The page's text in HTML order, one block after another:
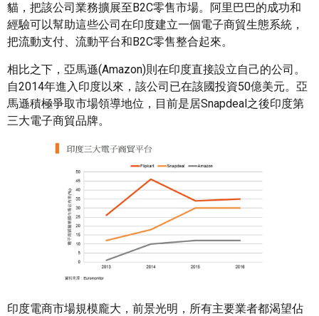
貓，把該公司業務擴展至B2C零售市場。阿里巴巴的成功和
經驗可以幫助這些公司在印度建立一個電子商貿生態系統，
把流動支付、流動平台和B2C零售整合起來。
相比之下，亞馬遜(Amazon)則在印度直接設立自己的公司。
自2014年進入印度以來，該公司已在該國投資50億美元。亞
馬遜積極爭取市場領導地位，目前是居Snapdeal之後印度第
三大電子商貿品牌。
印度電商市場規模龐大，前景光明，所有主要業者都渴望佔